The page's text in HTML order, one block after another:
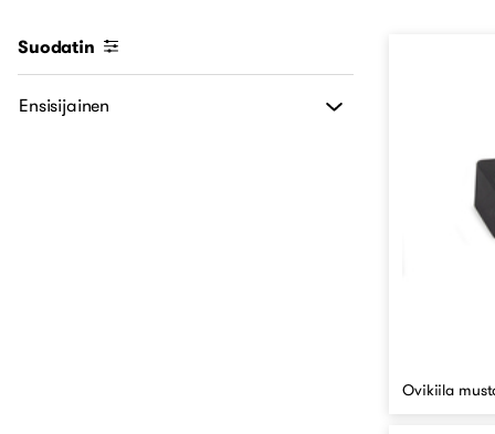
Suodatin
Ensisijainen
Ovikiila